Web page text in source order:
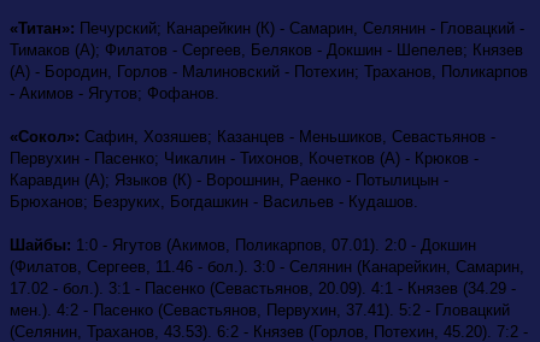
«Титан»: Печурский; Канарейкин (К) - Самарин, Селянин - Гловацкий -
Тимаков (А); Филатов - Сергеев, Беляков - Докшин - Шепелев; Князев
(А) - Бородин, Горлов - Малиновский - Потехин; Траханов, Поликарпов
- Акимов - Ягутов; Фофанов.
«Сокол»: Сафин, Хозяшев; Казанцев - Меньшиков, Севастьянов -
Первухин - Пасенко; Чикалин - Тихонов, Кочетков (А) - Крюков -
Каравдин (А); Языков (К) - Ворошнин, Раенко - Потылицын -
Брюханов; Безруких, Богдашкин - Васильев - Кудашов.
Шайбы: 1:0 - Ягутов (Акимов, Поликарпов, 07.01). 2:0 - Докшин
(Филатов, Сергеев, 11.46 - бол.). 3:0 - Селянин (Канарейкин, Самарин,
17.02 - бол.). 3:1 - Пасенко (Севастьянов, 20.09). 4:1 - Князев (34.29 -
мен.). 4:2 - Пасенко (Севастьянов, Первухин, 37.41). 5:2 - Гловацкий
(Селянин, Траханов, 43.53). 6:2 - Князев (Горлов, Потехин, 45.20). 7:2 -